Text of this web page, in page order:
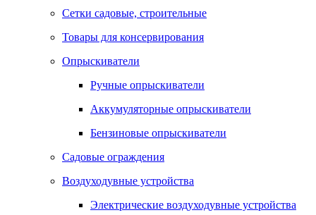
Сетки садовые, строительные
Товары для консервирования
Опрыскиватели
Ручные опрыскиватели
Аккумуляторные опрыскиватели
Бензиновые опрыскиватели
Садовые ограждения
Воздуходувные устройства
Электрические воздуходувные устройства